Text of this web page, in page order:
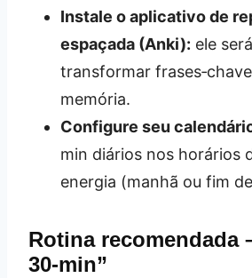
Instale o aplicativo de
espaçada (Anki): ele
transformar
memória.
Configure seu
min diários nos horários
energia (manhã ou fim
Rotina recomendada
30‑min”